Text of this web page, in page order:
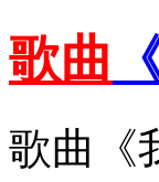
歌曲
歌曲《